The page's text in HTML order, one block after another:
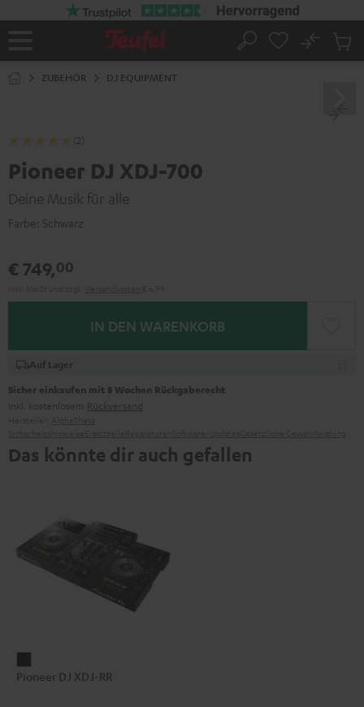
Startseite
Suche
No
ZUBEHÖR DJ EQUIPMENT
(2)
Pioneer DJ XDJ-700
Deine Musik für alle
Farbe: Schwarz
€ 749,00
IN DEN WARENKORB
Auf Lager
Sicher einkaufen mit 8 Wochen Rückgaberecht
inkl. kostenlosem Rückversand
Das könnte dir auch gefallen
DJ
Pioneer DJ XDJ-RR